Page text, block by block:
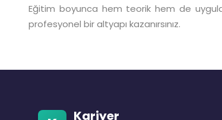
Eğitim boyunca hem teorik hem de
profesyonel bir altyapı kazanırsınız.
Kariyer